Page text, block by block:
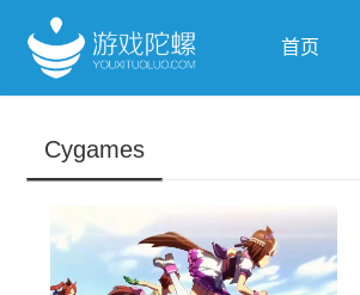
首页
Cygames